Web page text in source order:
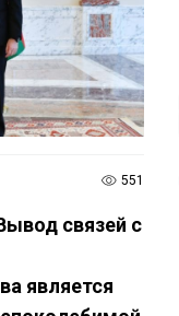
551
связей с
является